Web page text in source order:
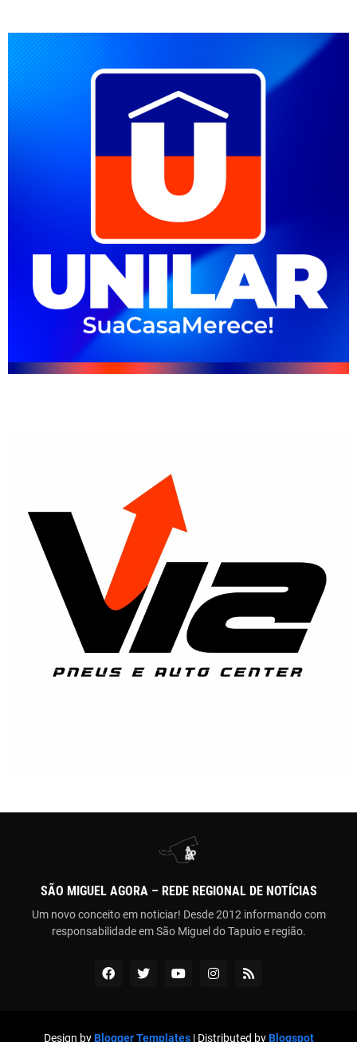
SÃO MIGUEL AGORA – REDE REGIONAL DE NOTÍCIAS
Um novo conceito em noticiar! Desde 2012 informando com
responsabilidade em São Miguel do Tapuio e região.
Design byBlogger Templates| Distributed byBlogspot